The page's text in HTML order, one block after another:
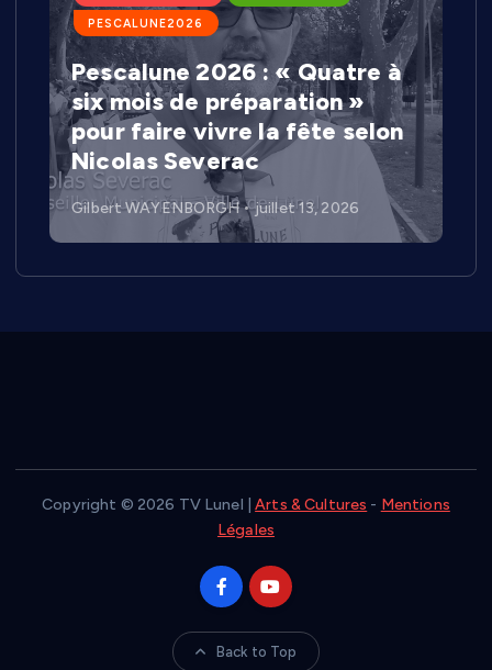
LUNEL'ECO
Less’Cook : Lesly Pillay
réinvente le batch cooking à
domicile depuis Lunel
Gilbert WAYENBORGH juillet 1, 2026
Copyright © 2026 TV Lunel |Arts & Cultures - Mentions
Légales
Back to Top